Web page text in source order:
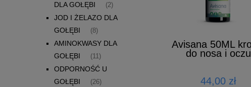
DLA GOŁĘBI
(2)
JOD I ŻELAZO DLA
GOŁĘBI
(8)
AMINOKWASY DLA
GOŁĘBI
(11)
ODPORNOŚĆ U
GOŁĘBI
(26)
Avisana 50ML
do nosa i oczu
44,00 zł